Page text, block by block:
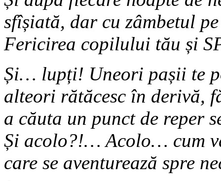
sfîșiată, dar cu zâmbetul
Fericirea copilului tău și
Și… lupți! Uneori pașii te
alteori rătăcesc în derivă,
a căuta un punct de reper
Și acolo?!… Acolo… cum
care se aventurează spre